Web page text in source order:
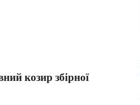
козир збірної